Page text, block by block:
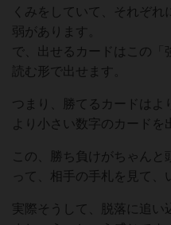
くみをしていて、それぞ
弱があります。
で、出せるカードはこの「
読む形で出せます。
つまり、勝てるカードはよ
より小さい数字のカードを
この、勝ち負けがちゃん
って、相手の手札を見て、
実際そうして、脱落に追い